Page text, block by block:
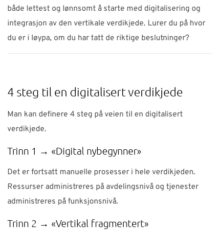
både lettest og lønnsomt å starte med digitalisering og
integrasjon av den vertikale verdikjede. Lurer du på hvor
du er i løypa, om du har tatt de riktige beslutninger?
4 steg til en digitalisert verdikjede
Man kan definere 4 steg på veien til en digitalisert
verdikjede.
Trinn 1 → «Digital nybegynner»
Det er fortsatt manuelle prosesser i hele verdikjeden.
Ressurser administreres på avdelingsnivå og tjenester
administreres på funksjonsnivå.
Trinn 2 → «Vertikal fragmentert»